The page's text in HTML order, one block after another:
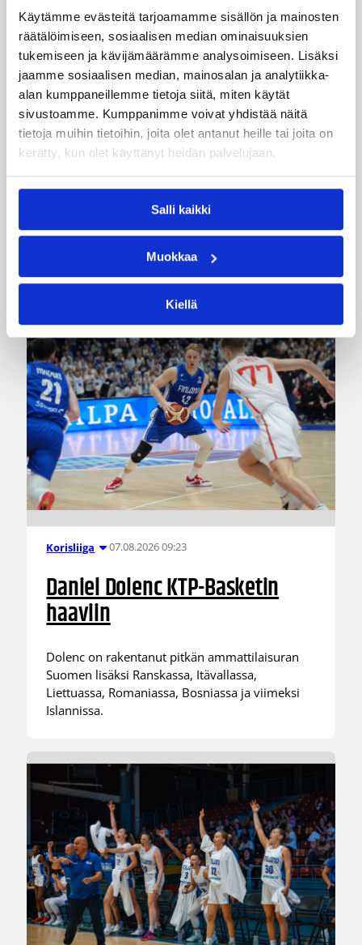
Käytämme evästeitä tarjoamamme sisällön ja mainosten
räätälöimiseen, sosiaalisen median ominaisuuksien
tukemiseen ja kävijämäärämme analysoimiseen. Lisäksi
jaamme sosiaalisen median, mainosalan ja analytiikka-
alan kumppaneillemme tietoja siitä, miten käytät
sivustoamme. Kumppanimme voivat yhdistää näitä
tietoja muihin tietoihin, joita olet antanut heille tai joita on
kerätty, kun olet käyttänyt heidän palvelujaan.
Salli kaikki
Muokkaa
Kiellä
Ottelutilastot
Päivitetty15.04.2018
Kategoriat
Katso myös
Korisliiga 07.08.2026 09:23
Daniel Dolenc KTP-Basketin
haaviin
Dolenc on rakentanut pitkän ammattilaisuran
Suomen lisäksi Ranskassa, Itävallassa,
Liettuassa, Romaniassa, Bosniassa ja viimeksi
Islannissa.